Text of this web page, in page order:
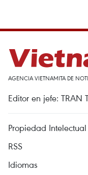
AGENCIA VIETNAMITA DE
Editor en jefe: TRAN
Propiedad Intelectual
RSS
Idiomas